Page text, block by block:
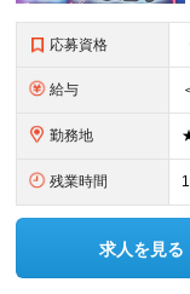
応募資格
給与
勤務地
残業時間
求人を見る